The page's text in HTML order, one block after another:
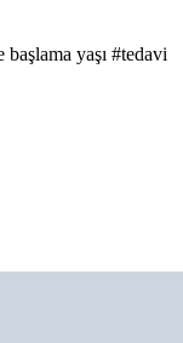
yaşı #tedavi